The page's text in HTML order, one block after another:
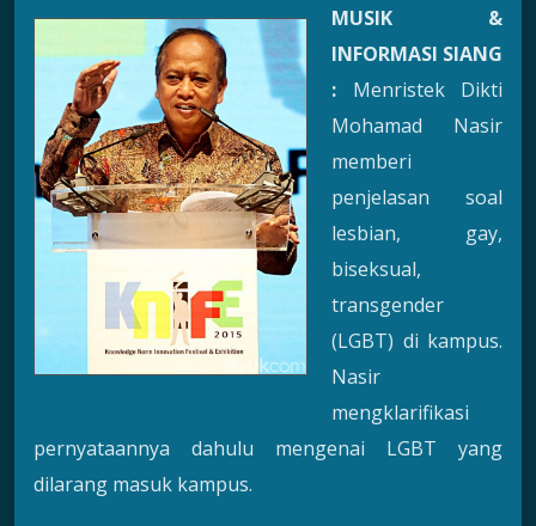
MUSIK &
INFORMASI SIANG
: Menristek Dikti
Mohamad Nasir
memberi
penjelasan soal
lesbian, gay,
biseksual,
transgender
(LGBT) di kampus.
Nasir
mengklarifikasi
pernyataannya dahulu mengenai LGBT yang
dilarang masuk kampus.